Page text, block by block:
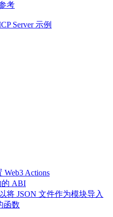
考
Server 示例
Web3 Actions
的 ABI
将 JSON 文件作为模块导入
函数